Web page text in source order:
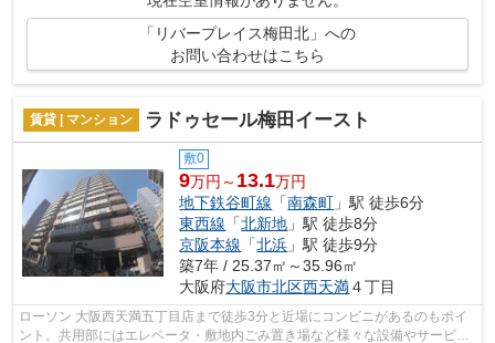
「リバープレイス梅田北」への
お問い合わせはこちら
賃貸 | マンション ラドゥセール梅田イースト
敷0
9万円～ 13.1万円
地下鉄谷町線 「南森町 」駅 徒歩6分
東西線 「北新地 」駅 徒歩8分
京阪本線 「北浜 」駅 徒歩9分
築7年 / 25.37㎡～35.96㎡
大阪府大阪市北区西天満４丁目
ローソン 大阪西天満五丁目店まで徒歩3分と近場にコンビニがあるのもポイ
ント。共用部にはエレベータ・敷地内ごみ置き場など様々な設備やサービス